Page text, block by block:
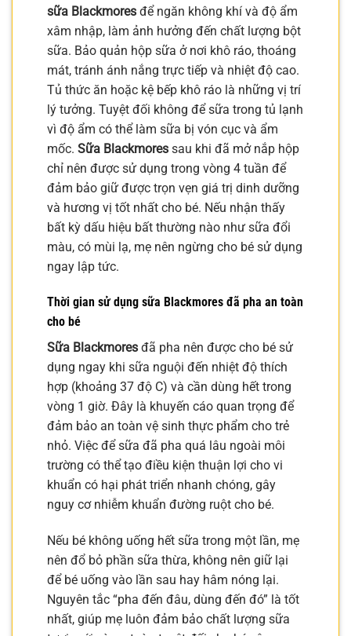
sữa Blackmores để ngăn không khí và độ ẩm
xâm nhập, làm ảnh hưởng đến chất lượng bột
sữa. Bảo quản hộp sữa ở nơi khô ráo, thoáng
mát, tránh ánh nắng trực tiếp và nhiệt độ cao.
Tủ thức ăn hoặc kệ bếp khô ráo là những vị trí
lý tưởng. Tuyệt đối không để sữa trong tủ lạnh
vì độ ẩm có thể làm sữa bị vón cục và ẩm
mốc. Sữa Blackmores sau khi đã mở nắp hộp
chỉ nên được sử dụng trong vòng 4 tuần để
đảm bảo giữ được trọn vẹn giá trị dinh dưỡng
và hương vị tốt nhất cho bé. Nếu nhận thấy
bất kỳ dấu hiệu bất thường nào như sữa đổi
màu, có mùi lạ, mẹ nên ngừng cho bé sử dụng
ngay lập tức.
Thời gian sử dụng sữa Blackmores đã pha an toàn
cho bé
Sữa Blackmores đã pha nên được cho bé sử
dụng ngay khi sữa nguội đến nhiệt độ thích
hợp (khoảng 37 độ C) và cần dùng hết trong
vòng 1 giờ. Đây là khuyến cáo quan trọng để
đảm bảo an toàn vệ sinh thực phẩm cho trẻ
nhỏ. Việc để sữa đã pha quá lâu ngoài môi
trường có thể tạo điều kiện thuận lợi cho vi
khuẩn có hại phát triển nhanh chóng, gây
nguy cơ nhiễm khuẩn đường ruột cho bé.
Nếu bé không uống hết sữa trong một lần, mẹ
nên đổ bỏ phần sữa thừa, không nên giữ lại
để bé uống vào lần sau hay hâm nóng lại.
Nguyên tắc “pha đến đâu, dùng đến đó” là tốt
nhất, giúp mẹ luôn đảm bảo chất lượng sữa